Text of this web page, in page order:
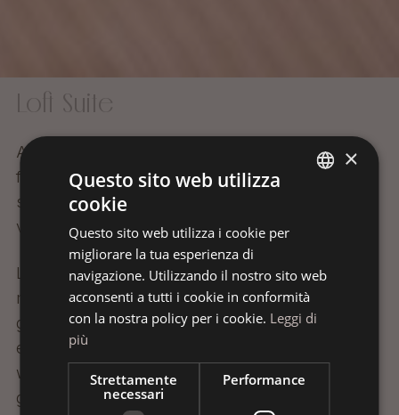
Loft Suite
Al piano superiore del nostro ampliamento, si
fondono semplicità e uno stile raffinato. La
spaziosa loggia completa un'esperienza di
vacanza unica.
La camera è dotata di parquet, letto
matrimoniale, scrivania, connessione Wi-Fi
gratuita, TV satellitare a schermo piatto, minibar
e cassaforte. Gli accappatoi come la borsa
wellness con asciugamano e pantofole sono
gratuitamente a vostra disposizione.
ENGLISH
×
Questo sito web utilizza
cookie
Questo sito web utilizza i cookie per
migliorare la tua esperienza di
navigazione. Utilizzando il nostro sito web
acconsenti a tutti i cookie in conformità
con la nostra policy per i cookie. Leggi di
più
Strettamente
necessari
Performance